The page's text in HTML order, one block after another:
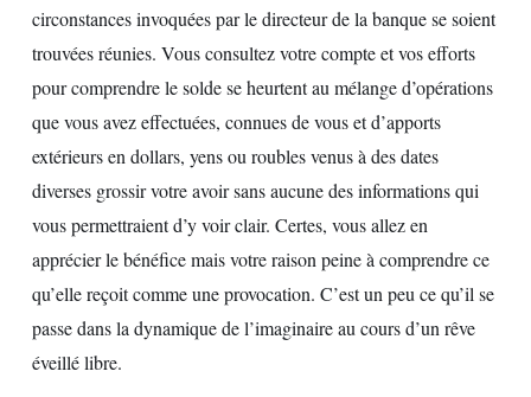
circonstances invoquées par le directeur de la banque se soient
trouvées réunies. Vous consultez votre compte et vos efforts
pour comprendre le solde se heurtent au mélange d’opérations
que vous avez effectuées, connues de vous et d’apports
extérieurs en dollars, yens ou roubles venus à des dates
diverses grossir votre avoir sans aucune des informations qui
vous permettraient d’y voir clair. Certes, vous allez en
apprécier le bénéfice mais votre raison peine à comprendre ce
qu’elle reçoit comme une provocation. C’est un peu ce qu’il se
passe dans la dynamique de l’imaginaire au cours d’un rêve
éveillé libre.